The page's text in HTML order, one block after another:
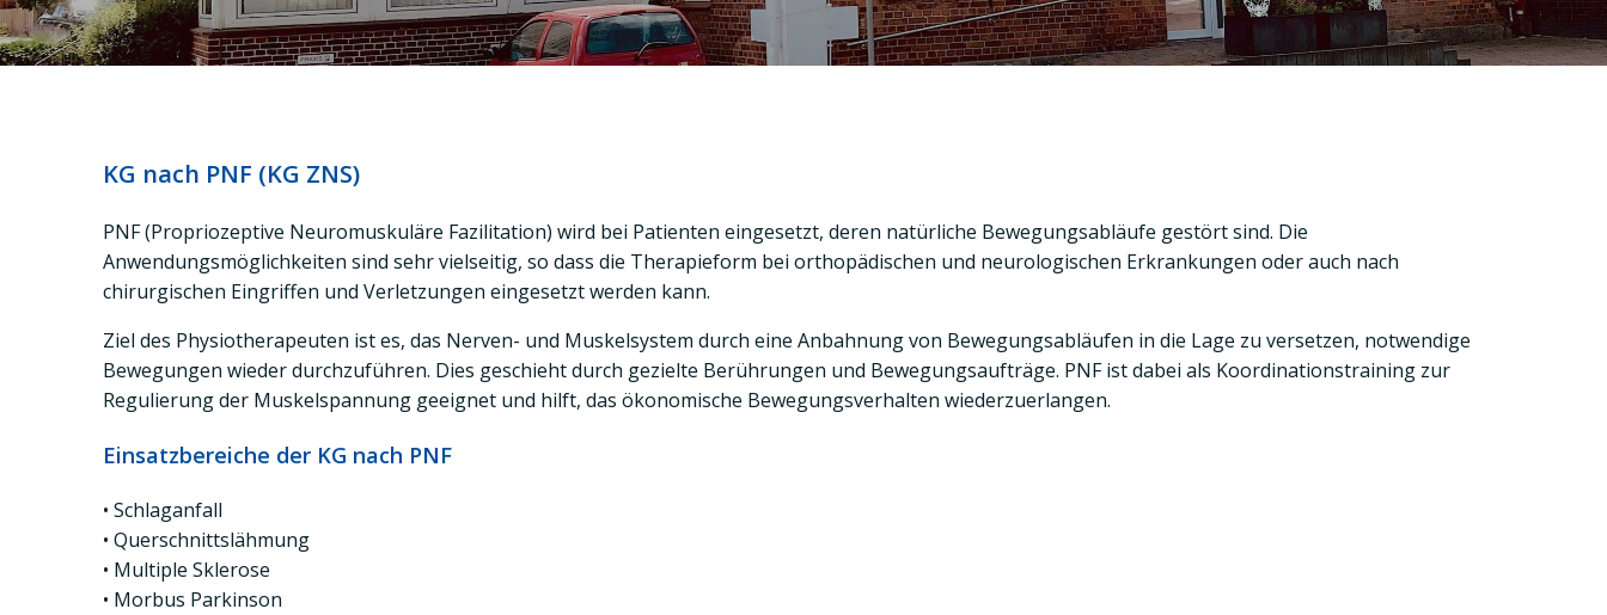
KG nach PNF (KG ZNS)
PNF (Propriozeptive Neuromuskuläre Fazilitation) wird bei Patienten eingesetzt, deren natürliche Bewegungsabläufe gestört sind. Die
Anwendungsmöglichkeiten sind sehr vielseitig, so dass die Therapieform bei orthopädischen und neurologischen Erkrankungen oder auch nach
chirurgischen Eingriffen und Verletzungen eingesetzt werden kann.
Ziel des Physiotherapeuten ist es, das Nerven- und Muskelsystem durch eine Anbahnung von Bewegungsabläufen in die Lage zu versetzen, notwendige
Bewegungen wieder durchzuführen. Dies geschieht durch gezielte Berührungen und Bewegungsaufträge. PNF ist dabei als Koordinationstraining zur
Regulierung der Muskelspannung geeignet und hilft, das ökonomische Bewegungsverhalten wiederzuerlangen.
Einsatzbereiche der KG nach PNF
• Schlaganfall
• Querschnittslähmung
• Multiple Sklerose
• Morbus Parkinson